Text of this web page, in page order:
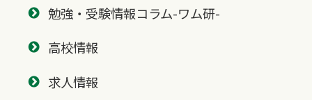
勉強・受験情報コラム-ワム研-
高校情報
求人情報